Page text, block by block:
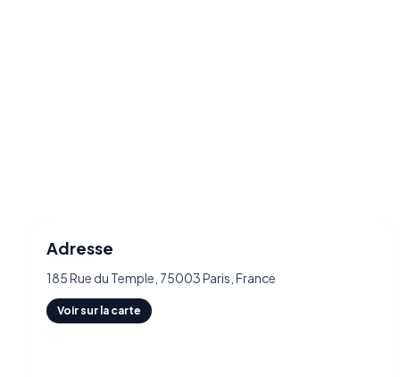
Adresse
185 Rue du Temple, 75003 Paris, France
Voir sur la carte